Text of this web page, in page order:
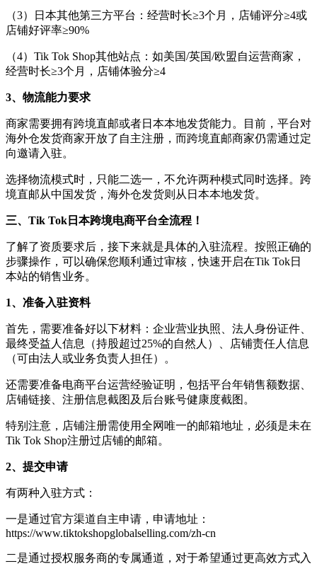
（3） 日本其他第三方平台：经营时长≥3个月，店铺评分≥4或
店铺好评率≥90%
（4） Tik Tok Shop其他站点：如美国/英国/欧盟自运营商家，
经营时长≥3个月，店铺体验分≥4
3、 物流能力要求
商家需要拥有跨境直邮或者日本本地发货能力。目前，平台对
海外仓发货商家开放了自主注册，而跨境直邮商家仍需通过定
向邀请入驻。
选择物流模式时，只能二选一，不允许两种模式同时选择。跨
境直邮从中国发货，海外仓发货则从日本本地发货。
三、 Tik Tok 日本跨境电商平台全流程！
了解了资质要求后，接下来就是具体的入驻流程。按照正确的
步骤操作，可以确保您顺利通过审核，快速开启在Tik Tok日
本站的销售业务。
1、 准备入驻资料
首先，需要准备好以下材料：企业营业执照、法人身份证件、
最终受益人信息（持股超过25%的自然人）、店铺责任人信息
（可由法人或业务负责人担任）。
还需要准备电商平台运营经验证明，包括平台年销售额数据、
店铺链接、注册信息截图及后台账号健康度截图。
特别注意，店铺注册需使用全网唯一的邮箱地址，必须是未在
Tik Tok Shop注册过店铺的邮箱。
2、 提交申请
有两种 入驻方式：
一是通过官方渠道自主申请，申请地址：
https://www.tiktokshopglobalselling.com/zh-cn
二是通过授权服务商的专属通道 ， 对于希望通过更高效方式入